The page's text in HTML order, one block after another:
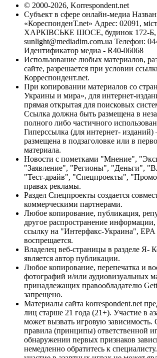
© 2000-2026, Korrespondent.net
Субъект в сфере онлайн-медиа
«КореспонденТ.net» Адрес: 02091,
ХАРКІВСЬКЕ ШОСЕ, будинок 172-Б,
sunlight@mediadim.com.ua Телефон:
Идентификатор медиа - R40-06068
Использование любых материалов,
сайте, разрешается при условии
Корреспондент.net.
При копировании материалов со
Украины и мира», для интернет-
прямая открытая для поисковых
Ссылка должна быть размещена в
полного либо частичного
Гиперссылка (для интернет-
размещена в подзаголовке или в
материала.
Новости с пометками "Мнение",
"Заявление", "Регионы", "Деньги",
"Тест-драйв", "Спецпроекты",
правах рекламы.
Раздел Спецпроекты создается
коммерческими партнерами.
Любое копирование, публикация,
другое распространение
ссылку на "Интерфакс-Украина", EPA
воспрещается.
Владелец веб-страницы в разделе Я-
является автор публикации.
Любое копирование, перепечатка и
фотографий и/или аудиовизуальных
принадлежащих правообладателю
запрещено.
Материалы сайта korrespondent.net
лиц старше 21 года (21+). Участие в
может вызвать игровую зависимость.
правила (принципы) ответственной
обнаружении первых признаков
немедленно обратитесь к